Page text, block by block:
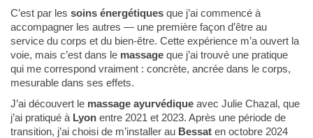
C’est par les soins énergétiques que j’ai commencé à
accompagner les autres — une première façon d’être au
service du corps et du bien-être. Cette expérience m’a ouvert la
voie, mais c’est dans le massage que j’ai trouvé une pratique
qui me correspond vraiment : concrète, ancrée dans le corps,
mesurable dans ses effets.
J’ai découvert le massage ayurvédique avec Julie Chazal, que
j’ai pratiqué à Lyon entre 2021 et 2023. Après une période de
transition, j’ai choisi de m’installer au Bessat en octobre 2024